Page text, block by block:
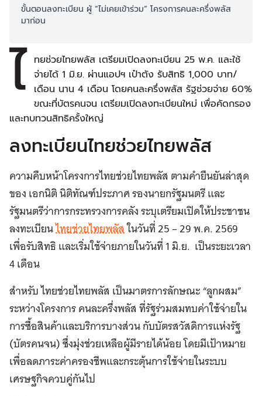
ขั้นตอนลงทะเบียน ผู้ “ไม่เคยเข้าร่วม” โครงการคนละครึ่งพลัส
มาก่อน
ไ ทยช่วยไทยพลัส เตรียมเปิดลงทะเบียน 25 พ.ค. และใช้
จ่ายได้ 1 มิ.ย. ผ่านแอปฯ เป๋าตัง รับสิทธิ 1,000 บาท/
เดือน นาน 4 เดือน โดยคนละครึ่งพลัส รัฐช่วยจ่าย 60%
ขณะที่บัตรคนจน เตรียมเปิดลงทะเบียนใหม่ เพื่อคัดกรอง
และทบทวนสิทธิครั้งใหญ่
ลงทะเบียนไทยช่วยไทยพลัส
ความคืบหน้าโครงการไทยช่วยไทยพลัส ตามคำยืนยันล่าสุด
ของ เอกนิติ นิติทัณฑ์ประภาศ รองนายกรัฐมนตรี และ
รัฐมนตรีว่าการกระทรวงการคลัง ระบุเตรียมเปิดให้ประชาชน
ลงทะเบียนไทยช่วยไทยพลัสในวันที่ 25 – 29 พ.ค. 2569
เพื่อรับสิทธิ และเริ่มใช้จ่ายภายในวันที่ 1 มิ.ย. เป็นระยะเวลา
4 เดือน
สำหรับ ไทยช่วยไทยพลัส เป็นมาตรการลักษณะ “ลูกผสม”
ระหว่างโครงการ คนละครึ่งพลัส ที่รัฐร่วมสมทบค่าใช้จ่ายใน
การซื้อสินค้าและบริการบางส่วน กับบัตรสวัสดิการแห่งรัฐ
(บัตรคนจน) ซึ่งมุ่งช่วยเหลือผู้มีรายได้น้อย โดยมีเป้าหมาย
เพื่อลดภาระค่าครองชีพและกระตุ้นการใช้จ่ายในระบบ
เศรษฐกิจควบคู่กันไป